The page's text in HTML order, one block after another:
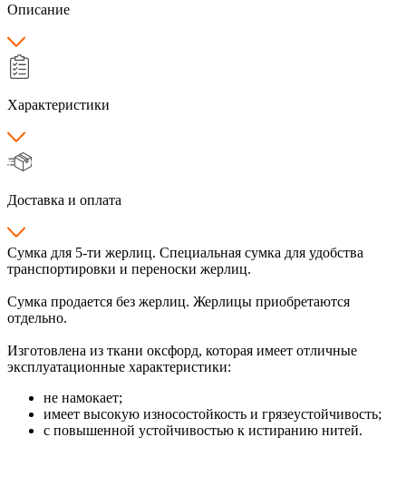
Описание
Характеристики
Доставка и оплата
Сумка для 5-ти жерлиц. Специальная сумка для удобства
транспортировки и переноски жерлиц.
Сумка продается без жерлиц. Жерлицы приобретаются
отдельно.
Изготовлена из ткани оксфорд, которая имеет отличные
эксплуатационные характеристики:
не намокает;
имеет высокую износостойкость и грязеустойчивость;
с повышенной устойчивостью к истиранию нитей.